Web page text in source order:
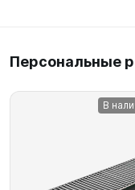
Персональные
В